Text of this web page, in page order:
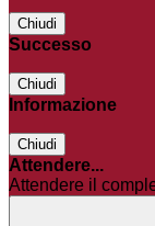
Chiudi
Successo
Chiudi
Informazione
Chiudi
Attendere...
Attendere il